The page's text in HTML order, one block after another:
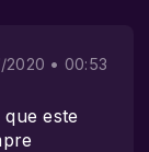
2020 • 00:53
este